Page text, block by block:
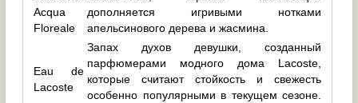
Acqua
Floreale
дополняется игривыми нотками
апельсинового дерева и жасмина.
Eau de
Lacoste
Запах духов девушки, созданный
парфюмерами модного дома Lacoste,
которые считают стойкость и свежесть
особенно популярными в текущем сезоне.